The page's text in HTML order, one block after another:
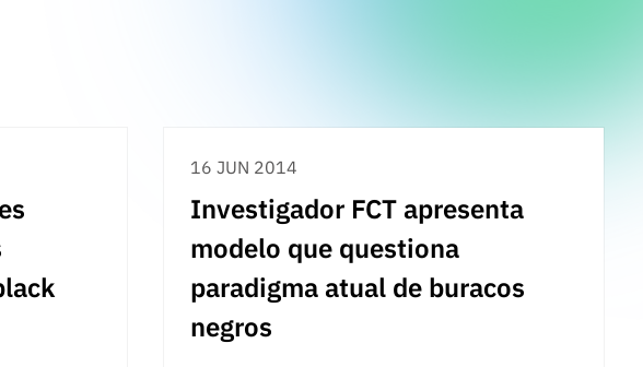
16 JUN 2014
Investigador FCT apresenta
modelo que questiona
paradigma atual de buracos
negros